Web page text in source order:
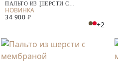
ПАЛЬТО ИЗ ШЕРСТИ С
МЕМБРАНОЙ
34 900 ₽
+2